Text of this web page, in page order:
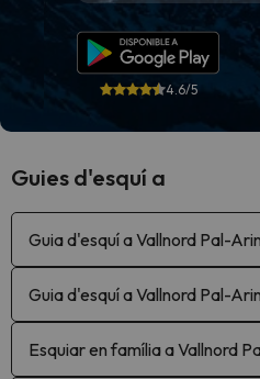
4.6/5
Guies d'esquí a
Guia d'esquí a Vallnord Pal-
Guia d'esquí a Vallnord Pal-
Esquiar en família a Vallnord